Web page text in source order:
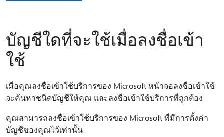
บัญชีใดที่จะใช้เมื่อลงชื่อเข้า
ใช้
เมื่อคุณลงชื่อเข้าใช้บริการของ Microsoft หน้าจอลงชื่อเข้าใช้
จะค้นหาชนิดบัญชีให้คุณ และลงชื่อเข้าใช้บริการที่ถูกต้อง
คุณสามารถลงชื่อเข้าใช้บริการของ Microsoft ที่มีการตั้งค่า
บัญชีของคุณไว้เท่านั้น